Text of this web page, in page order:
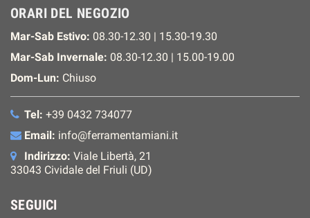
ORARI DEL NEGOZIO
Mar-Sab Estivo: 08.30-12.30 | 15.30-19.30
Mar-Sab Invernale: 08.30-12.30 | 15.00-19.00
Dom-Lun: Chiuso
Tel: +39 0432 734077
Email: info@ferramentamiani.it
Indirizzo: Viale Libertà, 21
33043 Cividale del Friuli (UD)
SEGUICI